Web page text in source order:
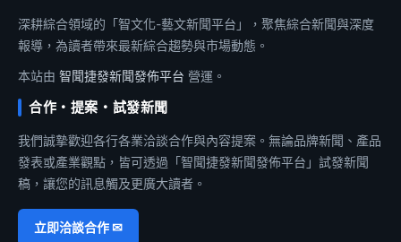
深耕綜合領域的「智文化-藝文新聞平台」，聚焦綜合新聞與深度
報導，為讀者帶來最新綜合趨勢與市場動態。
本站由 智聞捷發新聞發佈平台 營運。
合作・提案・試發新聞
我們誠摯歡迎各行各業洽談合作與內容提案。無論品牌新聞、產品
發表或產業觀點，皆可透過「智聞捷發新聞發佈平台」試發新聞
稿，讓您的訊息觸及更廣大讀者。
立即洽談合作 ✉